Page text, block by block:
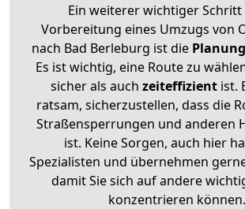
Ein weiterer wichtiger Schritt
Vorbereitung eines Umzugs von
nach Bad Berleburg ist die
Es ist wichtig, eine Route zu
sicher als auch zeiteffizientist.
ratsam, sicherzustellen, dass die
Straßensperrungen und anderen
ist. Keine Sorgen, auch hier
Spezialisten und übernehmen
damit Sie sich auf andere
konzentrieren können.